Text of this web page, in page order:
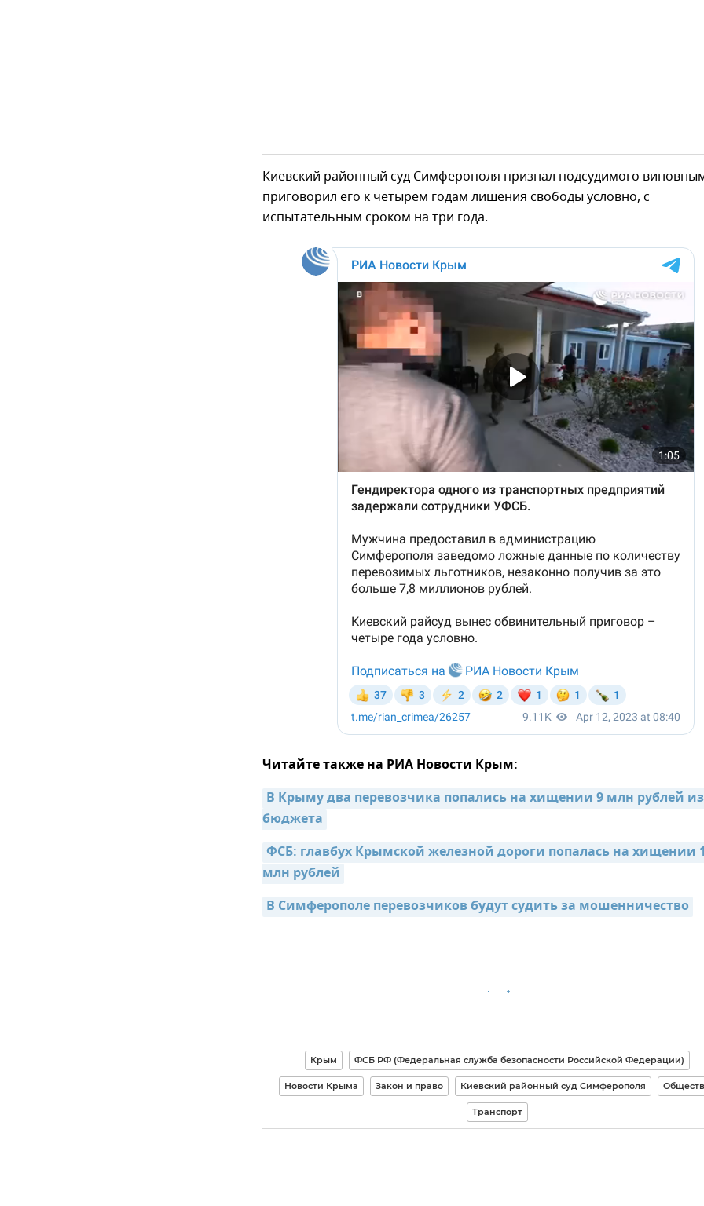
Киевский районный суд Симферополя признал подсудимого
приговорил его к четырем годам лишения свободы условно, с
испытательным сроком на три года.
Читайте также на РИА Новости Крым:
В Крыму два перевозчика попались на хищении 9 млн рублей из
бюджета
ФСБ: главбух Крымской железной дороги попалась на хищении
млн рублей
В Симферополе перевозчиков будут судить за мошенничество
Крым ФСБ РФ (Федеральная служба безопасности Российской Федерации)
Новости Крыма Закон и право Киевский районный суд Симферополя
Транспорт